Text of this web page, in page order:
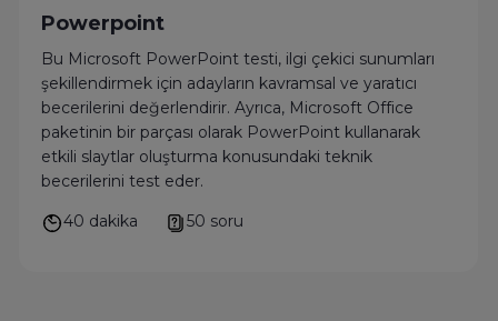
Powerpoint
Bu Microsoft PowerPoint testi, ilgi çekici sunumları
şekillendirmek için adayların kavramsal ve yaratıcı
becerilerini değerlendirir. Ayrıca, Microsoft Office
paketinin bir parçası olarak PowerPoint kullanarak
etkili slaytlar oluşturma konusundaki teknik
becerilerini test eder.
40 dakika
50 soru